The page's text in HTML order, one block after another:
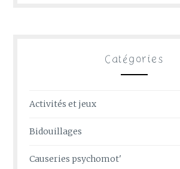
Catégories
Activités et jeux
Bidouillages
Causeries psychomot'